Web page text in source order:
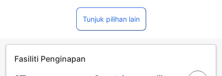
Tunjuk pilihan lain
Fasiliti Penginapan